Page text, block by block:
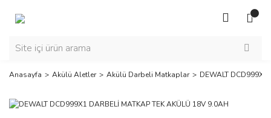
Anasayfa Akülü Aletler Akülü Darbeli Matkaplar DEWALT DCD999X1